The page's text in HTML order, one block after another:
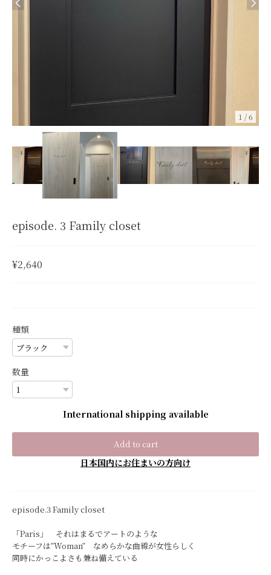
1 /6
episode. 3 Family closet
¥2,640
種類
数量
International shipping available
Add to cart
日本国内にお住まいの方向け
episode.3 Family closet
「Paris」 それはまるでアートのような
モチーフは”Woman” なめらかな曲線が女性らしく
同時にかっこよさも兼ね備えている